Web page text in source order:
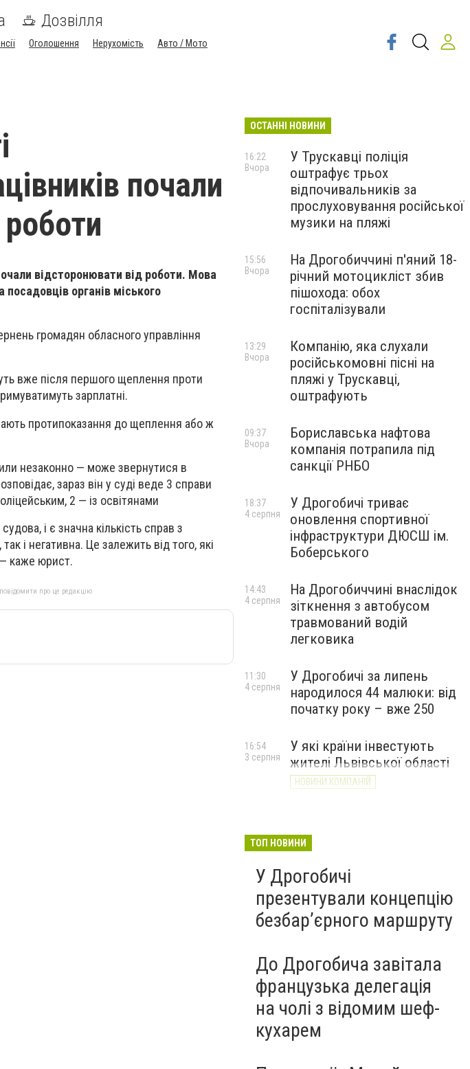
Дозвілля
Оголошення Нерухомість
Авто / Мото
почали
відсторонювати від роботи. Мова
органів міського
громадян обласного управління
вже після першого щеплення проти
зарплатні.
протипоказання до щеплення або ж
незаконно — може звернутися в
зараз він у суді веде 3 справи
2 — із освітянами
і є значна кількість справ з
і негативна. Це залежить від того, які
— каже юрист.
про це редакцію
ОСТАННІ НОВИНИ
У Трускавці поліція
оштрафує трьох
відпочивальників за
прослуховування російської
музики на пляжі
16:22
Вчора
На Дрогобиччині п'яний 18-
річний мотоцикліст збив
пішохода: обох
госпіталізували
15:56
Вчора
Компанію, яка слухали
російськомовні пісні на
пляжі у Трускавці,
оштрафують
13:29
Вчора
Бориславська нафтова
компанія потрапила під
санкції РНБО
09:37
Вчора
У Дрогобичі триває
оновлення спортивної
інфраструктури ДЮСШ ім.
Боберського
18:37
4 серпня
На Дрогобиччині внаслідок
зіткнення з автобусом
травмований водій
легковика
14:43
4 серпня
У Дрогобичі за липень
народилося 44 малюки: від
початку року – вже 250
11:30
4 серпня
У які країни інвестують
жителі Львівської області
НОВИНИ КОМПАНІЙ
16:54
3 серпня
ТОП НОВИНИ
У Дрогобичі
презентували концепцію
безбар’єрного маршруту
До Дрогобича завітала
французька делегація
на чолі з відомим шеф-
кухарем